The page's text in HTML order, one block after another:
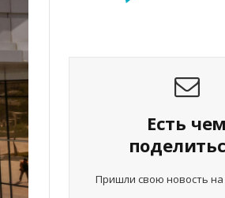
Есть чем
Пришли свою новость